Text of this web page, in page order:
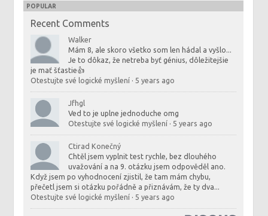
POPULAR
Recent Comments
Walker
Mám 8, ale skoro všetko som len hádal a vyšlo...
Je to dôkaz, že netreba byť génius, dôležitejšie
je mať šťastie👍
Otestujte své logické myšlení · 5 years ago
Jfhgl
Ved to je uplne jednoduche omg
Otestujte své logické myšlení · 5 years ago
Ctirad Konečný
Chtěl jsem vyplnit test rychle, bez dlouhého
uvažování a na 9. otázku jsem odpověděl ano.
Když jsem po vyhodnocení zjistil, že tam mám chybu,
přečetl jsem si otázku pořádně a přiznávám, že ty dva...
Otestujte své logické myšlení · 5 years ago